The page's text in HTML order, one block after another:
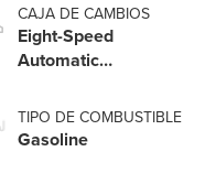
CAJA DE CAMBIOS
Eight-Speed
Automatic
TIPO DE COMBUSTIBLE
Gasoline